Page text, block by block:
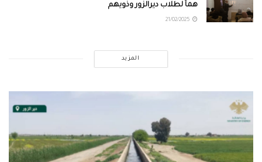
هماً لطلاب ديرالزور وذويهم
المزيد